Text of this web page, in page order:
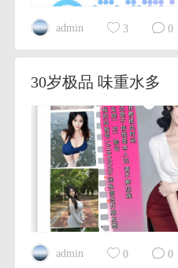
admin 3 0
30岁极品 味重水多
admin 0 0